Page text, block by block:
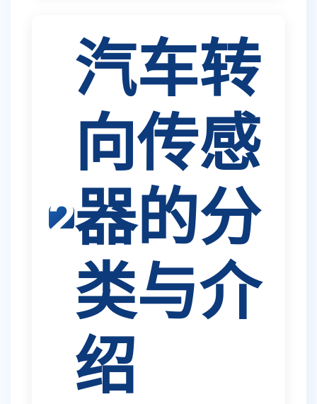
②
汽车转
向传感
器的分
类与介
绍